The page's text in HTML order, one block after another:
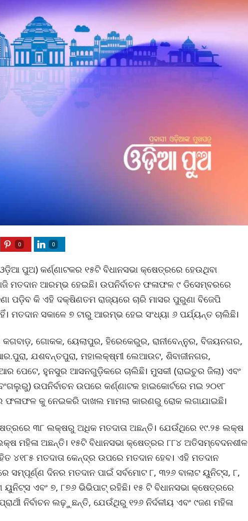
0 0
ପୁଅ) କର୍ଣ୍ଣାଟକର ୧୫ଟି ବିଧାନସଭା କ୍ଷେତ୍ରରେ ହେଉଥିବା
ମତଦାନ ଆରମ୍ଭ ହେଇଛି। ଉପନିର୍ବାଚନ ଫଳାଫଳ ୯ ଡିସେମ୍ବରରେ
ପଡ଼ିବ କି ଏହି ଦକ୍ଷିଣତମ ରାଜ୍ୟରେ ଚାରି ମାସର ପୁରୁଣା ବିଜେପି
ମତଦାନ ସକାଳେ ୭ ଟାରୁ ଆରମ୍ଭ ହେଇ ସଂଧ୍ୟା ୬ ପର୍ଯ୍ୟନ୍ତ ଚାଲିଛି।
କଗବାଡ଼, ଗୋକକ, ୟେଲାପୁର, ହିରେକେରୁର, ରାନୀବେନ୍ନୁର, ବିଜୟନଗର,
ଯଶବନ୍ତପୁରା, ମହାଲକ୍ଷ୍ମୀ ଲେଆଉଟ, ଶିବାଜୀନଗର,
ପେଟେ, ହୁନସୁର ଆସନଗୁଡ଼ିକରେ ଚାଲିଛି। ମୁସକୀ (ରାଇଚୁର ଜିଲା) ଏବଂ
ଉପନିର୍ବାଚନ ଉପରେ କର୍ଣ୍ଣାଟକ ହାଇକୋର୍ଟରେ ମଇ ୨୦୧୮
ଫଳାଫଳ କୁ ନେଇକରି ଦାଖଲ ମାମଲା କାରଣରୁ ରୋକ ଲଗାଯାଇଛି।
୩୮ ଲକ୍ଷରୁ ଅଧିକ ମତଦାତା ଅଛନ୍ତି। ଯେଉଁଥିରେ ୧୯.୨୫ ଲକ୍ଷ
ମହିଳା ଅଛନ୍ତି। ୧୫ଟି ବିଧାନସଭା କ୍ଷେତ୍ରର ୮୮୪ ଅତିସମ୍ବେଦନଶୀଳ
୪୧୮୫ ମତଦାତା କେନ୍ଦ୍ର ଉପରେ ମତଦାନ ହେବ। ଏହି ମତଦାନ
ଦିନର ମତଦାନ ପାଇଁ ସର୍ବମୋଟ ୮, ୩୨୬ ବାଲାଟ ୟୁନିଟ୍ସ, ୮,
ଏବଂ ୭, ୮୭୬ ଭିଭିପାଟ୍ ରହିଛି। ୧୫ ଟି ବିଧାନସଭା କ୍ଷେତ୍ରରେ
ନିର୍ବାଚନ ଲଢ଼ୁଛନ୍ତି, ଯେଉଁଥିରୁ ୧୨୬ ନିର୍ଦଳୀୟ ଏବଂ ୯ଜଣ ମହିଳା